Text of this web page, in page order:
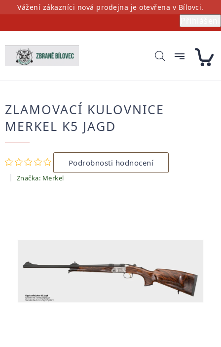
PřejítVážení zákazníci nová prodejna je otevřena v Bílovci.
ZLAMOVACÍ KULOVNICE
MERKEL K5 JAGD
Průměrné
hodnocení
produktu
je
Podrobnosti hodnocení
Značka: Merkel